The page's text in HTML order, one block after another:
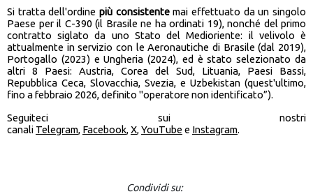
Si tratta dell'ordine più consistentemai effettuato da un singolo
Paese per il C-390 (il Brasile ne ha ordinati 19), nonché del primo
contratto siglato da uno Stato del Medioriente: il velivolo è
attualmente in servizio con le Aeronautiche di Brasile (dal 2019),
Portogallo (2023) e Ungheria (2024), ed è stato selezionato da
altri 8 Paesi: Austria, Corea del Sud, Lituania, Paesi Bassi,
Repubblica Ceca, Slovacchia, Svezia, e Uzbekistan (quest'ultimo,
fino a febbraio 2026, definito "operatore non identificato”).
Seguiteci sui nostri
canali Telegram, Facebook,X,YouTube e Instagram.
Condividi su: